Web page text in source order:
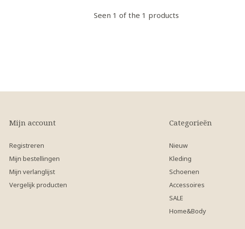
Seen 1 of the 1 products
Mijn account
Registreren
Mijn bestellingen
Mijn verlanglijst
Vergelijk producten
Categorieën
Nieuw
Kleding
Schoenen
Accessoires
SALE
Home&Body